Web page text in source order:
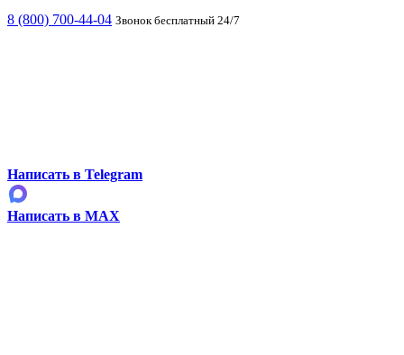
8 (800) 700-44-04 Звонок бесплатный 24/7
Написать в Telegram
Написать в MAX